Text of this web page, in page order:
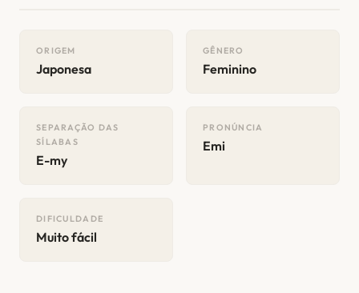
ORIGEM
Japonesa
GÊNERO
Feminino
SEPARAÇÃO DAS
SÍLABAS
E-my
PRONÚNCIA
Emi
DIFICULDADE
Muito fácil